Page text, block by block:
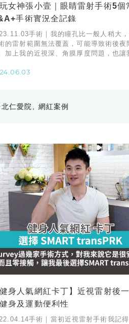
女神張小壹｜眼睛雷射手術5個
手術實況全記錄
手術｜我的瞳孔比一般人稍大
的雷射範圍無法覆蓋，可能導致術後夜
加上我的近視深、角膜厚度問題，也讓
北仁愛院 網紅案例
健身人氣網紅卡丁】近視雷射後
身及運動便利性
手術｜當初近視雷射手術我記